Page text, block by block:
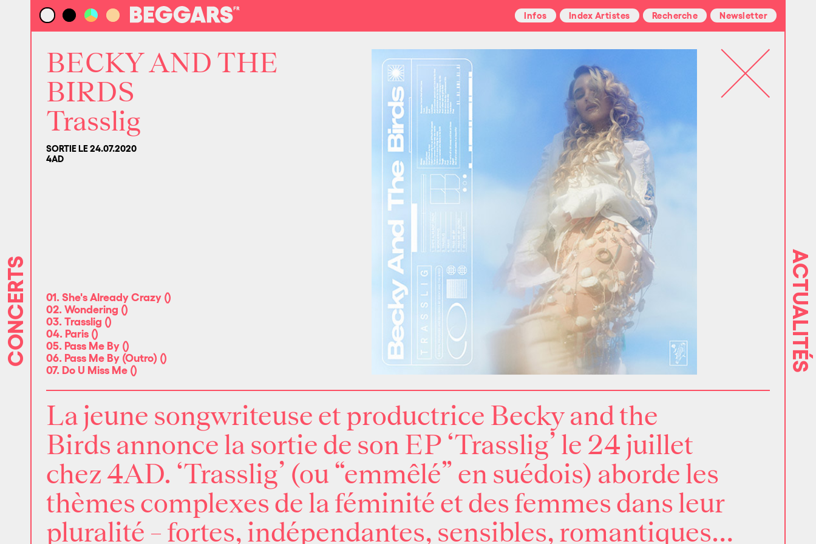
Infos Index Artistes Recherche Newsletter
BECKY AND THE
BIRDS
Trasslig
SORTIE LE 24.07.2020
4AD
01. She's Already Crazy ()
02. Wondering ()
03. Trasslig ()
04. Paris ()
05. Pass Me By ()
06. Pass Me By (Outro) ()
07. Do U Miss Me ()
La jeune songwriteuse et productrice Becky and the
Birds annonce la sortie de son EP ‘Trasslig’ le 24 juillet
chez4AD. ‘Trasslig’ (ou “emmêlé” en suédois) aborde les
thèmes complexes de la féminité et des femmes dans leur
pluralité – fortes, indépendantes, sensibles, romantiques…
CONCERTS ACTUALITÉS